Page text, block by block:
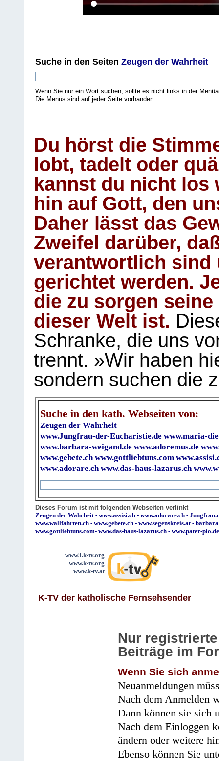
Suche in den Seiten Zeugen der Wahrheit
Wenn Sie nur ein Wort suchen, sollte es nicht links in der
Die Menüs sind auf jeder Seite vorhanden.
Du hörst die
lobt, tadelt oder
kannst du nicht los
hin auf Gott, den
Daher lässt das
Zweifel darüber,
verantwortlich sind
gerichtet werden.
die zu sorgen
dieser Welt ist.
Schranke, die uns
trennt. »Wir haben
sondern suchen die
Suche in den kath. Webseiten von:
Zeugen der Wahrheit
www.Jungfrau-der-Eucharistie.de www.maria-
www.barbara-weigand.de www.adoremus.de
www.gebete.ch www.gottliebtuns.com
www.adorare.ch www.das-haus-lazarus.ch
Dieses Forum ist mit folgenden Webseiten verlinkt
Zeugen der Wahrheit - www.assisi.ch - www.adorare.ch -
www.wallfahrten.ch - www.gebete.ch - www.segenskreis.at -
www.gottliebtuns.com- www.das-haus-lazarus.ch - www.pater-pio.de
www3.k-tv.org
www.k-tv.org
www.k-tv.at
K-TV der katholische Fernsehsender
Nur
Beiträge im
Wenn Sie sich
Neuanmeldungen
Nach dem Anmelden
Dann können sie sich
Nach dem Einloggen
ändern oder weitere
Ebenso können Sie